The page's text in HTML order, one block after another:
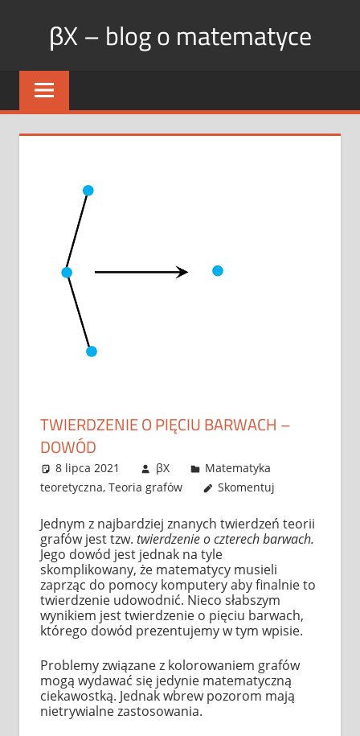
βX – blog o matematyce
TWIERDZENIE O PIĘCIU BARWACH –
DOWÓD
8 lipca 2021 βX
Matematyka
teoretyczna, Teoria grafów Skomentuj
Jednym z najbardziej znanych twierdzeń teorii
grafów jest tzw. twierdzenie o czterech barwach.
Jego dowód jest jednak na tyle
skomplikowany, że matematycy musieli
zaprząc do pomocy komputery aby finalnie to
twierdzenie udowodnić. Nieco słabszym
wynikiem jest twierdzenie o pięciu barwach,
którego dowód prezentujemy w tym wpisie.
Problemy związane z kolorowaniem grafów
mogą wydawać się jedynie matematyczną
ciekawostką. Jednak wbrew pozorom mają
nietrywialne zastosowania.